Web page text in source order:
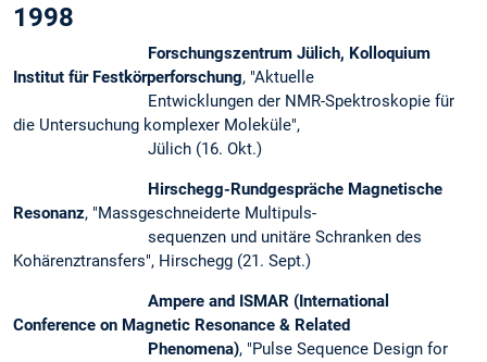
1998
Forschungszentrum Jülich, Kolloquium
Institut für Festkörperforschung, "Aktuelle
Entwicklungen der NMR-Spektroskopie für
die Untersuchung komplexer Moleküle",
Jülich (16. Okt.)
Hirschegg-Rundgespräche Magnetische
Resonanz, "Massgeschneiderte Multipuls-
sequenzen und unitäre Schranken des
Kohärenztransfers", Hirschegg (21. Sept.)
Ampere and ISMAR (International
Conference on Magnetic Resonance & Related
Phenomena), "Pulse Sequence Design for